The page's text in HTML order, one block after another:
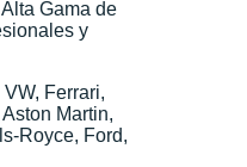
Gama de
y
Ferrari,
Martin,
Royce, Ford,